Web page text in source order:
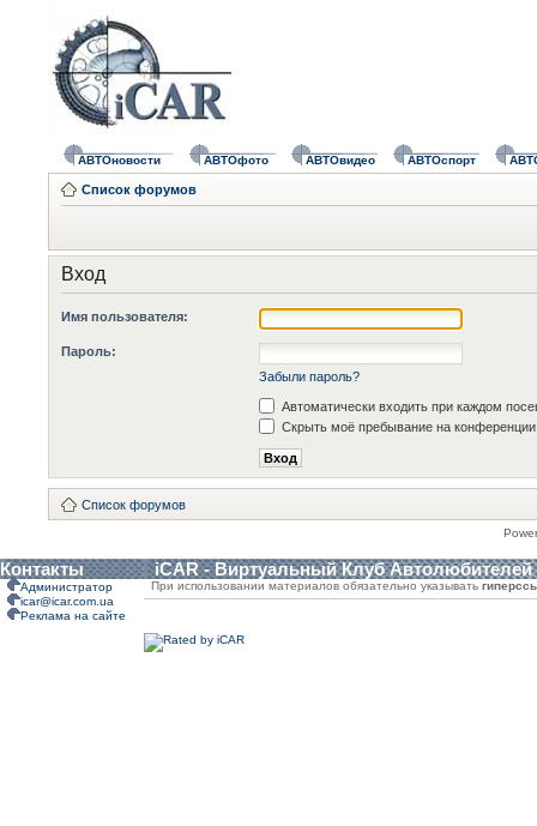
АВТОновости АВТОфото АВТОвидео АВТОспорт
Список форумов
Вход
Имя пользователя:
Пароль:
Забыли пароль?
Автоматически входить при каждом
Скрыть моё пребывание на конференции
Список форумов
Контакты iCAR - Виртуальный Клуб Автолюбителей
Администратор
icar@icar.com.ua
Реклама на сайте
При использовании материалов обязательно указывать